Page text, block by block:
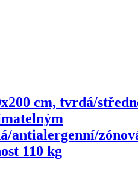
cm, tvrdá/
antialergenní/
110 kg